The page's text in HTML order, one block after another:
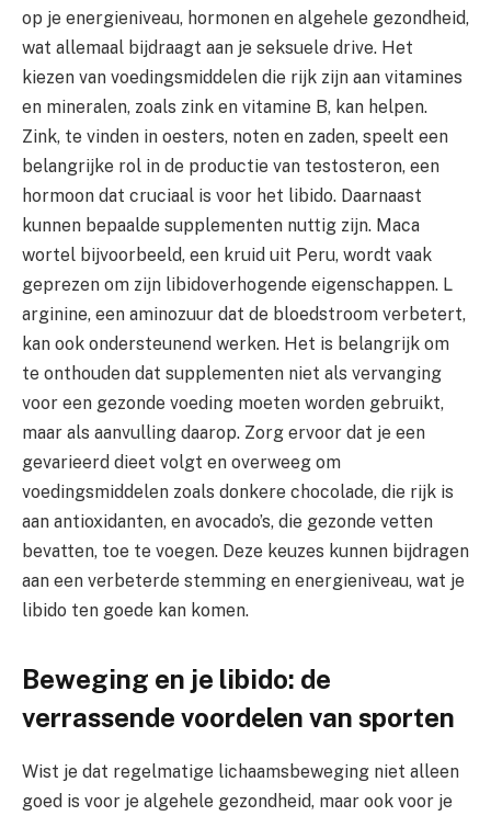
op je energieniveau, hormonen en algehele gezondheid,
wat allemaal bijdraagt aan je seksuele drive. Het
kiezen van voedingsmiddelen die rijk zijn aan vitamines
en mineralen, zoals zink en vitamine B, kan helpen.
Zink, te vinden in oesters, noten en zaden, speelt een
belangrijke rol in de productie van testosteron, een
hormoon dat cruciaal is voor het libido. Daarnaast
kunnen bepaalde supplementen nuttig zijn. Maca
wortel bijvoorbeeld, een kruid uit Peru, wordt vaak
geprezen om zijn libidoverhogende eigenschappen. L
arginine, een aminozuur dat de bloedstroom verbetert,
kan ook ondersteunend werken. Het is belangrijk om
te onthouden dat supplementen niet als vervanging
voor een gezonde voeding moeten worden gebruikt,
maar als aanvulling daarop. Zorg ervoor dat je een
gevarieerd dieet volgt en overweeg om
voedingsmiddelen zoals donkere chocolade, die rijk is
aan antioxidanten, en avocado’s, die gezonde vetten
bevatten, toe te voegen. Deze keuzes kunnen bijdragen
aan een verbeterde stemming en energieniveau, wat je
libido ten goede kan komen.
Beweging en je libido: de
verrassende voordelen van sporten
Wist je dat regelmatige lichaamsbeweging niet alleen
goed is voor je algehele gezondheid, maar ook voor je